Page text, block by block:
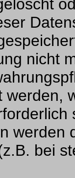
nicht
werden,
werden
bei